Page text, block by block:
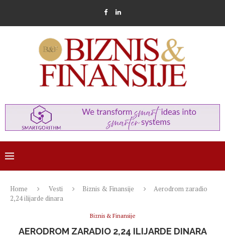
Home Vesti Biznis & Finansije
Aerodrom zaradio
2,24 ilijarde dinara
Biznis & Finansije
AERODROM ZARADIO 2,24 ILIJARDE DINARA